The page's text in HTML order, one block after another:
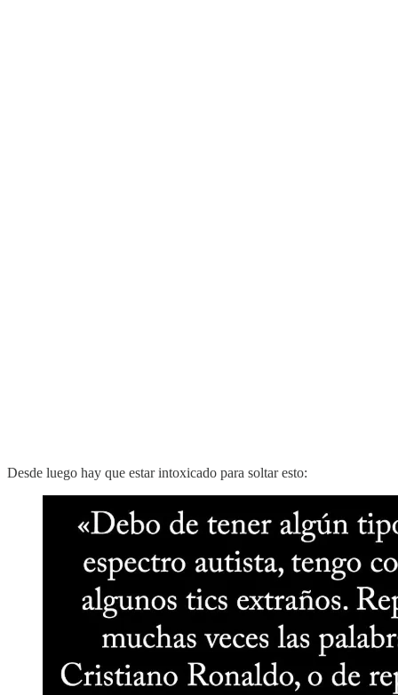
Desde luego hay que estar intoxicado para soltar esto: